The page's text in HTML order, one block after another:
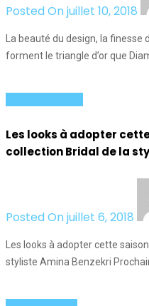
Posted On juillet 10, 2018
La beauté du design, la finesse
forment le triangle d’or que
Les looks à adopter
collection Bridal de la
Posted On juillet 6, 2018
Les looks à adopter cette
styliste Amina Benzekri